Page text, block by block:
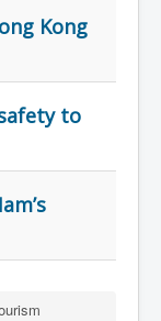
Kong
to